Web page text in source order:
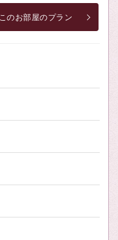
このお部屋のプラン